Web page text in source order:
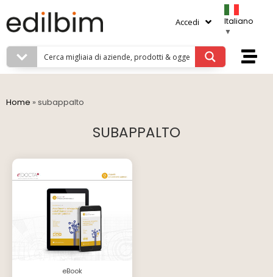
Accedi
Italiano
▼
Home » subappalto
SUBAPPALTO
eBook